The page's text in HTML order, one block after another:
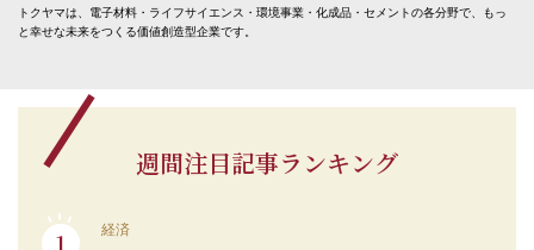
トクヤマは、電子材料・ライフサイエンス・環境事業・化成品・セメントの各分野で、もっ
と幸せな未来をつくる価値創造型企業です。
週間注目記事ランキング
経済